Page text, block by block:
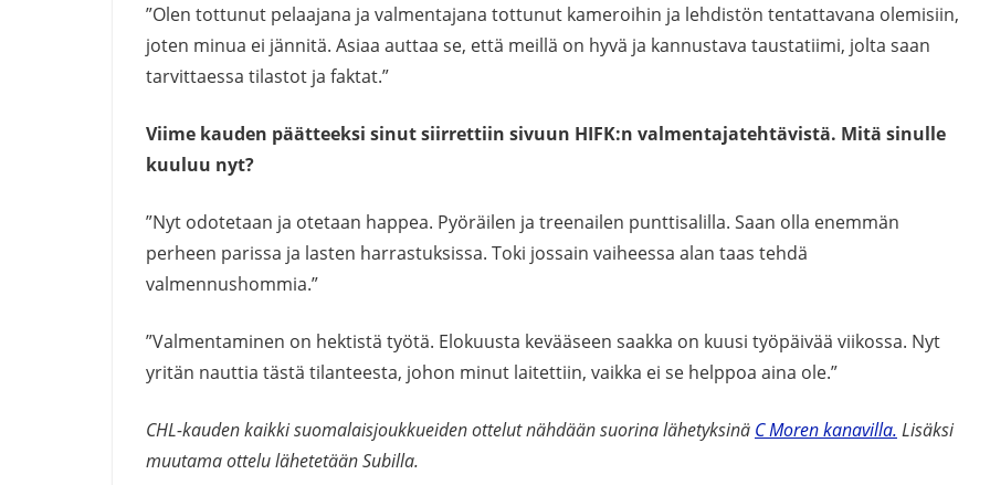
”Olen tottunut pelaajana ja valmentajana tottunut kameroihin ja lehdistön tentattavana olemisiin,
joten minua ei jännitä. Asiaa auttaa se, että meillä on hyvä ja kannustava taustatiimi, jolta saan
tarvittaessa tilastot ja faktat.”
Viime kauden päätteeksi sinut siirrettiin sivuun HIFK:n valmentajatehtävistä. Mitä sinulle
kuuluu nyt?
”Nyt odotetaan ja otetaan happea. Pyöräilen ja treenailen punttisalilla. Saan olla enemmän
perheen parissa ja lasten harrastuksissa. Toki jossain vaiheessa alan taas tehdä
valmennushommia.”
”Valmentaminen on hektistä työtä. Elokuusta kevääseen saakka on kuusi työpäivää viikossa. Nyt
yritän nauttia tästä tilanteesta, johon minut laitettiin, vaikka ei se helppoa aina ole.”
CHL-kauden kaikki suomalaisjoukkueiden ottelut nähdään suorina lähetyksinä C Moren kanavilla. Lisäksi
muutama ottelu lähetetään Subilla.